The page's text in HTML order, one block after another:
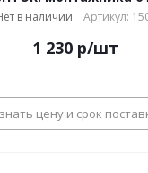
в наличии Артикул:
1 230 р/шт
цену и срок